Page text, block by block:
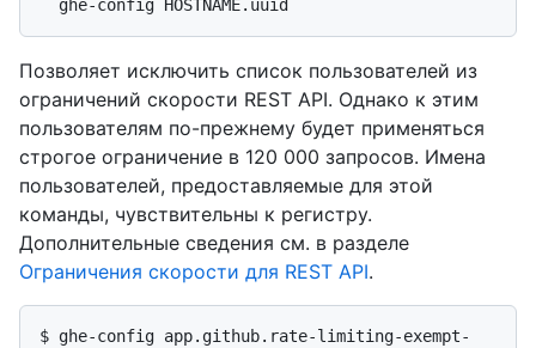
Позволяет исключить список пользователей из
ограничений скорости REST API. Однако к этим
пользователям по-прежнему будет применяться
строгое ограничение в 120 000 запросов. Имена
пользователей, предоставляемые для этой
команды, чувствительны к регистру.
Дополнительные сведения см. в разделе
Ограничения скорости для REST API.
$ ghe-config app.github.rate-limiting-exempt-